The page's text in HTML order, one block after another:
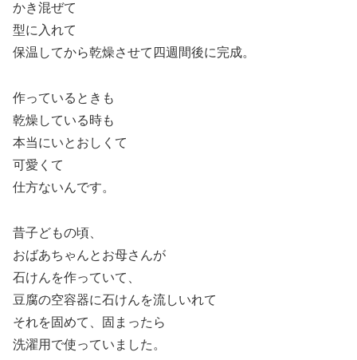
かき混ぜて
型に入れて
保温してから乾燥させて四週間後に完成。
作っているときも
乾燥している時も
本当にいとおしくて
可愛くて
仕方ないんです。
昔子どもの頃、
おばあちゃんとお母さんが
石けんを作っていて、
豆腐の空容器に石けんを流しいれて
それを固めて、固まったら
洗濯用で使っていました。